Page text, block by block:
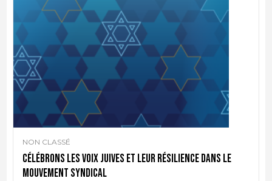
NON CLASSÉ
Célébrons les voix juives et leur résilience dans le
mouvement syndical